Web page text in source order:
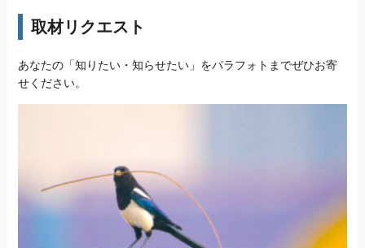
取材リクエスト
あなたの「知りたい・知らせたい」をパラフォトまでぜひお寄
せください。